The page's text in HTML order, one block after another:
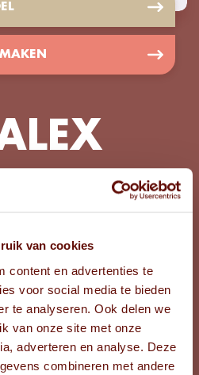
van cookies
content en advertenties te
voor social media te bieden
te analyseren. Ook delen we
van onze site met onze
adverteren en analyse. Deze
combineren met andere
Zuid-Holland
47
47